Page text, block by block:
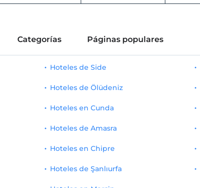
Categorías Páginas populares
Hoteles de Side
Hoteles de Ölüdeniz
Hoteles en Cunda
Hoteles de Amasra
Hoteles en Chipre
Hoteles de Şanlıurfa